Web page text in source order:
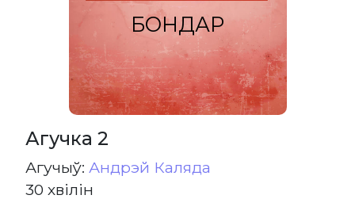
БОНДАР
Агучка 2
Агучыў: Андрэй Каляда
30 хвілін